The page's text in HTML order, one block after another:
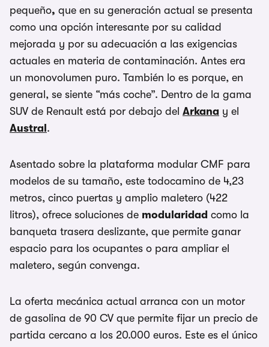
pequeño, que en su generación actual se presenta
como una opción interesante por su calidad
mejorada y por su adecuación a las exigencias
actuales en materia de contaminación. Antes era
un monovolumen puro. También lo es porque, en
general, se siente “más coche”. Dentro de la gama
SUV de Renault está por debajo del Arkana y el
Austral .
Asentado sobre la plataforma modular CMF para
modelos de su tamaño, este todocamino de 4,23
metros, cinco puertas y amplio maletero (422
litros), ofrece soluciones de modularidad como la
banqueta trasera deslizante, que permite ganar
espacio para los ocupantes o para ampliar el
maletero, según convenga.
La oferta mecánica actual arranca con un motor
de gasolina de 90 CV que permite fijar un precio de
partida cercano a los 20.000 euros. Este es el único